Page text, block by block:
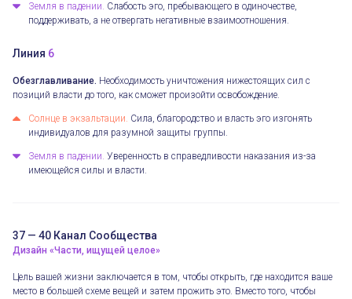
Земля в падении. Слабость эго, пребывающего в одиночестве,
поддерживать, а не отвергать негативные взаимоотношения.
Линия 6
Обезглавливание. Необходимость уничтожения нижестоящих сил с
позиций власти до того, как сможет произойти освобождение.
Солнце в экзальтации. Сила, благородство и власть эго изгонять
индивидуалов для разумной защиты группы.
Земля в падении. Уверенность в справедливости наказания из-за
имеющейся силы и власти.
37 — 40 Канал Сообщества
Дизайн «Части, ищущей целое»
Цель вашей жизни заключается в том, чтобы открыть, где находится ваше
место в большей схеме вещей и затем прожить это. Вместо того, чтобы